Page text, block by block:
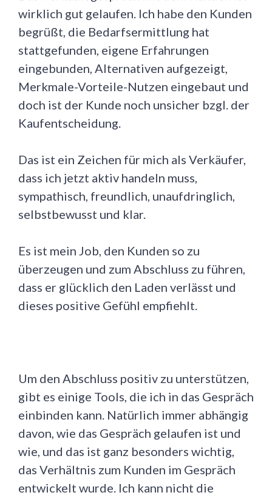
wirklich gut gelaufen. Ich habe den Kunden
begrüßt, die Bedarfsermittlung hat
stattgefunden, eigene Erfahrungen
eingebunden, Alternativen aufgezeigt,
Merkmale-Vorteile-Nutzen eingebaut und
doch ist der Kunde noch unsicher bzgl. der
Kaufentscheidung.
Das ist ein Zeichen für mich als Verkäufer,
dass ich jetzt aktiv handeln muss,
sympathisch, freundlich, unaufdringlich,
selbstbewusst und klar.
Es ist mein Job, den Kunden so zu
überzeugen und zum Abschluss zu führen,
dass er glücklich den Laden verlässt und
dieses positive Gefühl empfiehlt.
Um den Abschluss positiv zu unterstützen,
gibt es einige Tools, die ich in das Gespräch
einbinden kann. Natürlich immer abhängig
davon, wie das Gespräch gelaufen ist und
wie, und das ist ganz besonders wichtig,
das Verhältnis zum Kunden im Gespräch
entwickelt wurde. Ich kann nicht die